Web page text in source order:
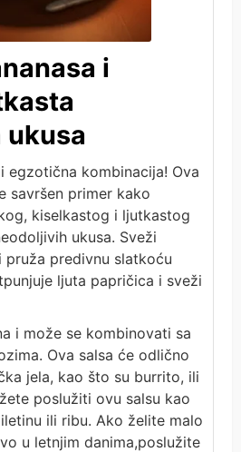
i
ukusa
egzotična kombinacija! Ova
savršen primer kako
kiselkastog i ljutkastog
ukusa. Sveži
pruža predivnu slatkoću
ljuta papričica i sveži
i može se kombinovati sa
Ova salsa će odlično
jela, kao što su burrito, ili
poslužiti ovu salsu kao
ili ribu. Ako želite malo
u letnjim danima,poslužite